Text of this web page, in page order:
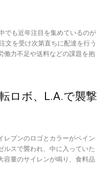
でも近年注目を集めているのが
文を受け次第直ちに配達を行う
働力不足や送料などの課題を抱
ロボ、L.A.で襲撃
レブンのロゴとカラーがペイン
ルスで襲われ、中に入っていた
容量のサイレンが鳴り、食料品